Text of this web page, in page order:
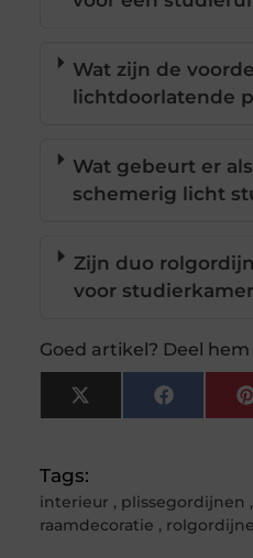
Wat zijn de
lichtdoorlatende
Wat gebeurt er
schemerig licht
Zijn duo
voor
Goed artikel? Deel
X
(Twitter)
Tags:
interieur , plissegordijnen ,
raamdecoratie ,